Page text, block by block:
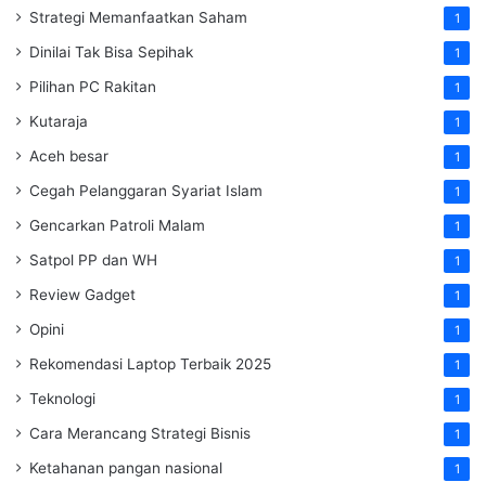
Strategi Memanfaatkan Saham 1
Dinilai Tak Bisa Sepihak 1
Pilihan PC Rakitan 1
Kutaraja 1
Aceh besar 1
Cegah Pelanggaran Syariat Islam 1
Gencarkan Patroli Malam 1
Satpol PP dan WH 1
Review Gadget 1
Opini 1
Rekomendasi Laptop Terbaik 2025 1
Teknologi 1
Cara Merancang Strategi Bisnis 1
Ketahanan pangan nasional 1